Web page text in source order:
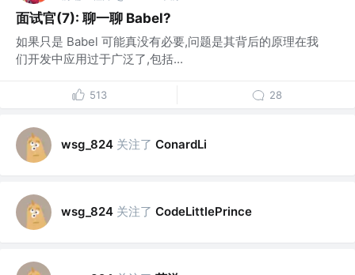
面试官(7): 聊一聊 Babel?
如果只是 Babel 可能真没有必要,问题是其背后的原理在我
们开发中应用过于广泛了,包括...
513 28
wsg_824 关注了 ConardLi
wsg_824 关注了 CodeLittlePrince